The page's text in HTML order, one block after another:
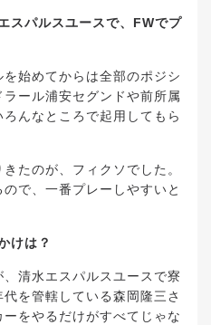
スパルスユースで、FWでプ
始めてからは全部のポジシ
ール浦安セグンドや前所属
んなところで起用してもら
たのが、フィクソでした。
で、一番プレーしやすいと
けは？
清水エスパルスユースで寮
を管轄している森岡隆三さ
をやるだけがすべてじゃな